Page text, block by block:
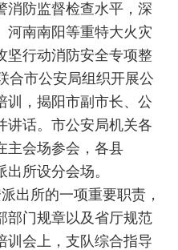
消防监督检查水平，深
河南南阳等重特大火灾
坚行动消防安全专项整
合市公安局组织开展公
训，揭阳市副市长、公
讲话。市公安局机关各
主会场参会，各县
出所设分会场。
出所的一项重要职责，
部门规章以及省厅规范
训会上，支队综合指导